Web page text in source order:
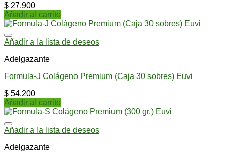
$ 27.900
Añadir al carrito
Añadir a la lista de deseos
Adelgazante
Formula-J Colágeno Premium (Caja 30 sobres) Euvi
$ 54.200
Añadir al carrito
Añadir a la lista de deseos
Adelgazante